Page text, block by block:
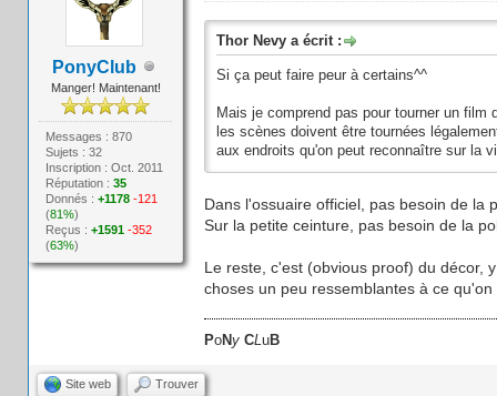
PonyClub
Manger! Maintenant!
Messages : 870
Sujets : 32
Inscription : Oct. 2011
Réputation :35
Donnés :+1178 -121
(81%)
Reçus :+1591 -352
(63%)
Thor Nevy a écrit :
Si ça peut faire peur à certains^^
Mais je comprend pas pour tourner un
les scènes doivent être tournées
aux endroits qu'on peut reconnaître sur la
Dans l'ossuaire officiel, pas besoin de la
Sur la petite ceinture, pas besoin de la
Le reste, c'est (obvious proof) du décor,
choses un peu ressemblantes à ce qu'on
PoNy CL uB
Site web Trouver